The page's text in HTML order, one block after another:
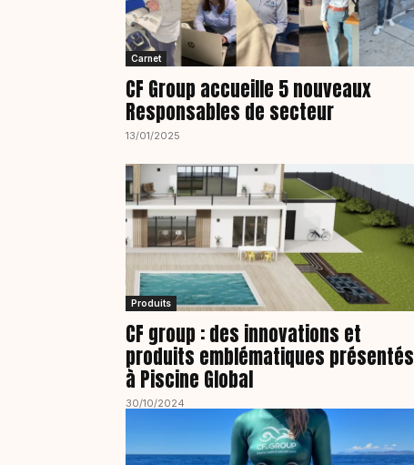
Carnet
CF Group accueille 5 nouveaux
Responsables de secteur
13/01/2025
Produits
CF group : des innovations et
produits emblématiques présentés
à Piscine Global
30/10/2024